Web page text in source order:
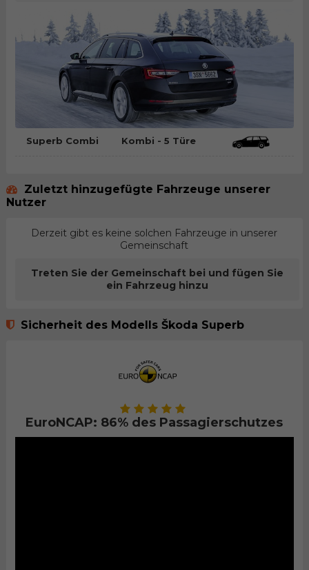
Superb Combi Kombi - 5 Türe
Zuletzt hinzugefügte Fahrzeuge unserer
Nutzer
Derzeit gibt es keine solchen Fahrzeuge in unserer
Gemeinschaft
Treten Sie der Gemeinschaft bei und fügen Sie
ein Fahrzeug hinzu
Sicherheit des Modells Škoda Superb
EuroNCAP: 86% des Passagierschutzes